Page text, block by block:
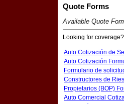
Quote Forms
Available Quote
Looking for
Auto Cotización de
Auto Cotización
Formulario de
Constructores de
Propietarios (BOP)
Auto Comercial